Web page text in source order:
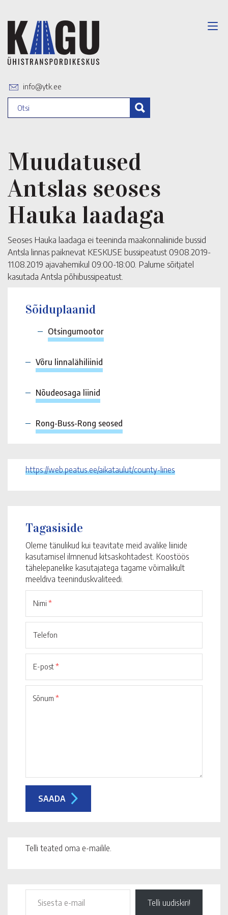
info@ytk.ee
Muudatused
Antslas seoses
Hauka laadaga
Seoses Hauka laadaga ei teeninda maakonnaliinide bussid
Antsla linnas paiknevat KESKUSE bussipeatust 09.08.2019-
11.08.2019 ajavahemikul 09:00-18:00. Palume sõitjatel
kasutada Antsla põhibussipeatust.
Sõiduplaanid
Otsingumootor
Võru linnalähiliinid
Nõudeosaga liinid
Rong-Buss-Rong seosed
https://web.peatus.ee/aikataulut/county-lines
Tagasiside
Oleme tänulikud kui teavitate meid avalike liinide
kasutamisel ilmnenud kitsaskohtadest. Koostöös
tähelepanelike kasutajatega tagame võimalikult
meeldiva teeninduskvaliteedi.
Nimi *
Telefon
E-post*
Sõnum *
Telli teated oma e-mailile.
Telli uudiskiri!